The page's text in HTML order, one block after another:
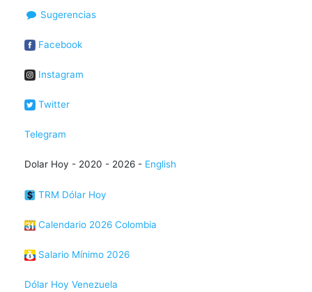
Sugerencias
Facebook
Instagram
Twitter
Telegram
Dolar Hoy - 2020 - 2026 - English
TRM Dólar Hoy
Calendario 2026 Colombia
Salario Mínimo 2026
Dólar Hoy Venezuela